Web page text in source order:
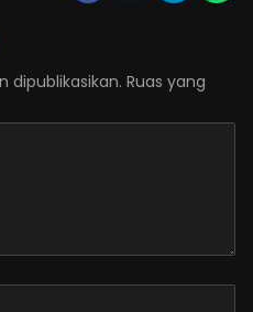
dipublikasikan. Ruas yang